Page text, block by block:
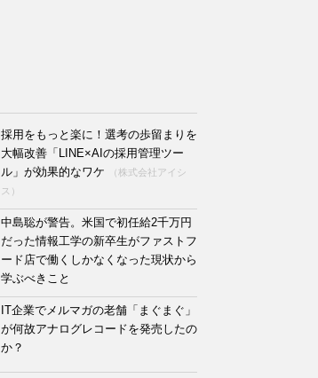
採用をもっと楽に！選考の歩留まりを
大幅改善「LINE×AIの採用管理ツー
ル」が効果的なワケ
（株式会社アイシ
ス）
中島聡が警告。米国で初任給2千万円
だった情報工学の新卒生がファストフ
ード店で働くしかなくなった現状から
学ぶべきこと
IT企業でメルマガの老舗「まぐまぐ」
が何故アナログレコードを発売したの
か？